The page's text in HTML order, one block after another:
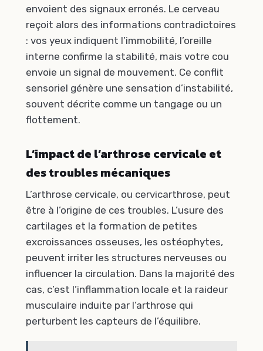
envoient des signaux erronés. Le cerveau
reçoit alors des informations contradictoires
: vos yeux indiquent l’immobilité, l’oreille
interne confirme la stabilité, mais votre cou
envoie un signal de mouvement. Ce conflit
sensoriel génère une sensation d’instabilité,
souvent décrite comme un tangage ou un
flottement.
L’impact de l’arthrose cervicale et
des troubles mécaniques
L’arthrose cervicale, ou cervicarthrose, peut
être à l’origine de ces troubles. L’usure des
cartilages et la formation de petites
excroissances osseuses, les ostéophytes,
peuvent irriter les structures nerveuses ou
influencer la circulation. Dans la majorité des
cas, c’est l’inflammation locale et la raideur
musculaire induite par l’arthrose qui
perturbent les capteurs de l’équilibre.